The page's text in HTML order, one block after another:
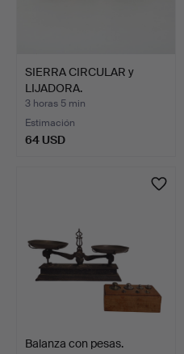
SIERRA CIRCULAR y
LIJADORA.
3 horas 5 min
Estimación
64 USD
Balanza con pesas.